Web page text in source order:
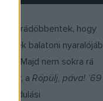
rádöbbentek, hogy
balatoni
Majd nem sokra rá
a Röpülj, páva! ’69